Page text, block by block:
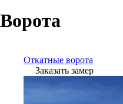
Ворота
Откатные ворота
Заказать замер